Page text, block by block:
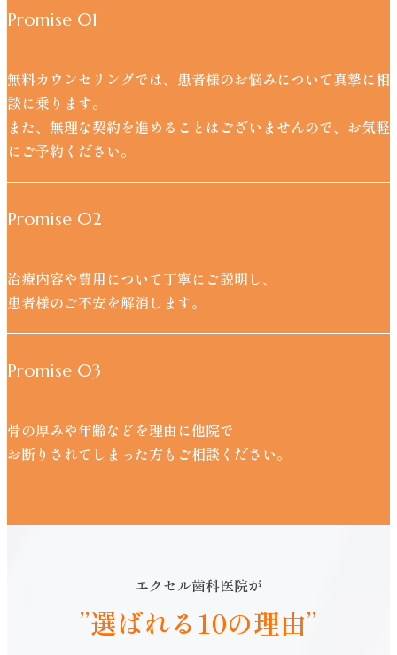
Promise 01
無料カウンセリングでは、患者様のお悩みについて真摯に相
談に乗ります。
また、無理な契約を進めることはございませんので、お気軽
にご予約ください。
Promise 02
治療内容や費用について丁寧にご説明し、
患者様のご不安を解消します。
Promise 03
骨の厚みや年齢などを理由に他院で
お断りされてしまった方もご相談ください。
エクセル歯科医院が
”選ばれる10の理由”